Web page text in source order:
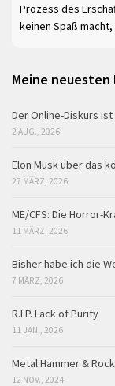
Prozess des
keinen Spaß macht,
Meine
Der Online-Diskurs
2 AUG., 2026
Elon Musk über das
27 MÄRZ, 2026
ME/CFS: Die Horror-
11 MÄRZ, 2026
Bisher habe ich die
7 MÄRZ, 2026
R.I.P. Lack of Purity
11 JAN., 2026
Metal Hammer &
12 NOV., 2024